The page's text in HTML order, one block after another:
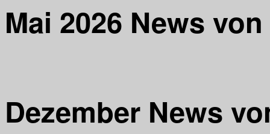
Mai 2026 News
Dezember News